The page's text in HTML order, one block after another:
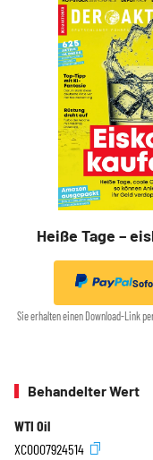
Heiße Tage –
Sie erhalten einen Download-Link
Behandelter Wert
WTI Oil
XC0007924514